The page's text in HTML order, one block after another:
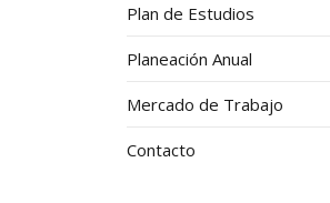
Plan de Estudios
Planeación Anual
Mercado de Trabajo
Contacto